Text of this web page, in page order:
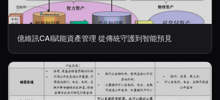
億維訊CAI賦能資產管理 從傳統守護到智能預見